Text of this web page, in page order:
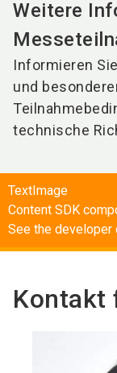
Weitere
Informieren
und
technische
TextImage
Content SDK
See the developer
Kontakt